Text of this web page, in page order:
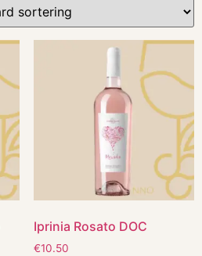
Iprinia Rosato DOC
€10.50